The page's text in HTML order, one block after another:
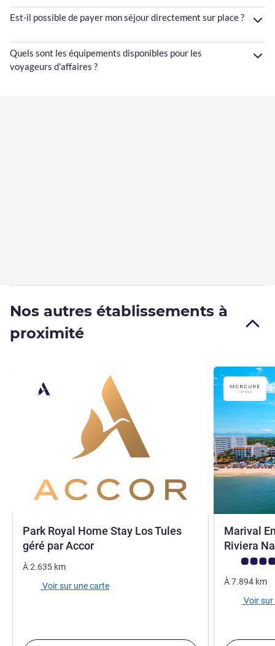
Est-il possible de payer mon séjour directement sur place ?
Quels sont les équipements disponibles pour les
voyageurs d'affaires ?
Nos autres établissements à
proximité
Park Royal Home Stay Los Tules
géré par Accor
À2.635 km
Voir sur une carte
Marival
Riviera
Note Avis
À7.894 km
Voir sur